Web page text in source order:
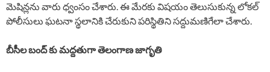
మెషిన్లను వారు ధ్వంసం చేశారు. ఈ మేరకు విషయం తెలుసుకున్న లోకల్
పోలీసులు ఘటనా స్థలానికి చేరుకుని పరిస్థితిని సద్దుమణిగేలా చేశారు.
బీసీల బంద్ కు మద్దతుగా తెలంగాణ జాగృతి